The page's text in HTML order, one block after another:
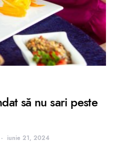
să nu sari peste
iunie 21, 2024